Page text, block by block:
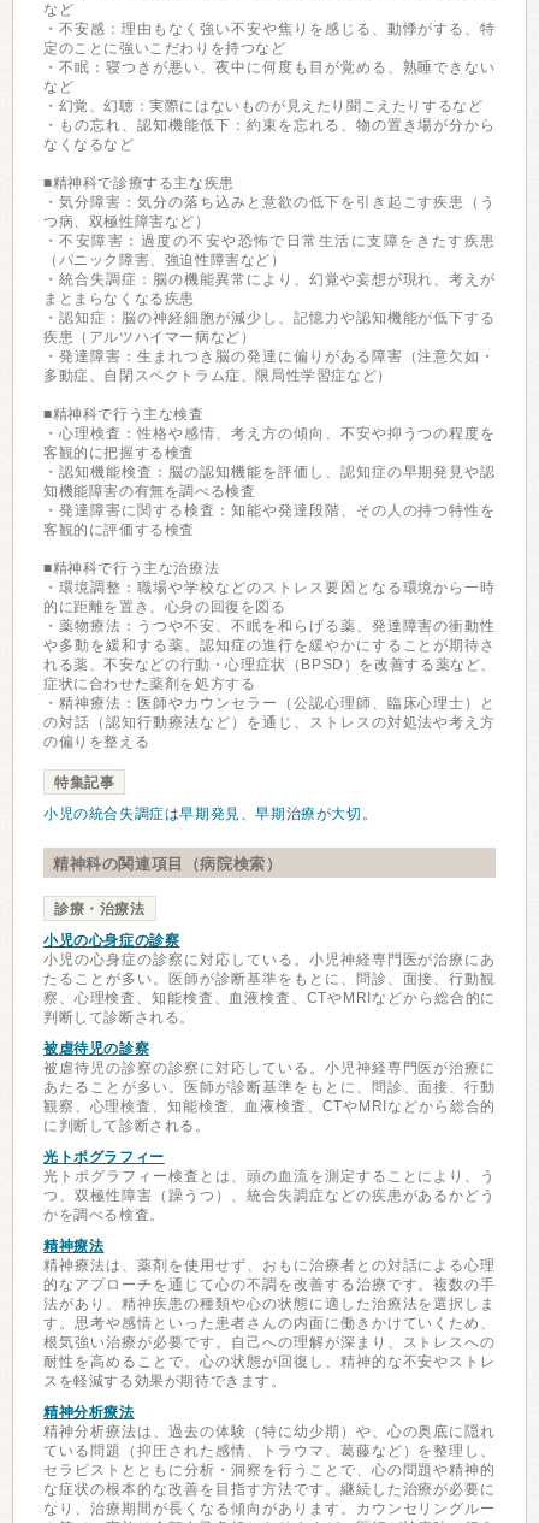
など
・不安感：理由もなく強い不安や焦りを感じる、動悸がする、特
定のことに強いこだわりを持つなど
・不眠：寝つきが悪い、夜中に何度も目が覚める、熟睡できない
など
・幻覚、幻聴：実際にはないものが見えたり聞こえたりするなど
・もの忘れ、認知機能低下：約束を忘れる、物の置き場が分から
なくなるなど
■精神科で診療する主な疾患
・気分障害：気分の落ち込みと意欲の低下を引き起こす疾患（う
つ病、双極性障害など）
・不安障害：過度の不安や恐怖で日常生活に支障をきたす疾患
（パニック障害、強迫性障害など）
・統合失調症：脳の機能異常により、幻覚や妄想が現れ、考えが
まとまらなくなる疾患
・認知症：脳の神経細胞が減少し、記憶力や認知機能が低下する
疾患（アルツハイマー病など）
・発達障害：生まれつき脳の発達に偏りがある障害（注意欠如・
多動症、自閉スペクトラム症、限局性学習症など）
■精神科で行う主な検査
・心理検査：性格や感情、考え方の傾向、不安や抑うつの程度を
客観的に把握する検査
・認知機能検査：脳の認知機能を評価し、認知症の早期発見や認
知機能障害の有無を調べる検査
・発達障害に関する検査：知能や発達段階、その人の持つ特性を
客観的に評価する検査
■精神科で行う主な治療法
・環境調整：職場や学校などのストレス要因となる環境から一時
的に距離を置き、心身の回復を図る
・薬物療法：うつや不安、不眠を和らげる薬、発達障害の衝動性
や多動を緩和する薬、認知症の進行を緩やかにすることが期待さ
れる薬、不安などの行動・心理症状（BPSD）を改善する薬など、
症状に合わせた薬剤を処方する
・精神療法：医師やカウンセラー（公認心理師、臨床心理士）と
の対話（認知行動療法など）を通じ、ストレスの対処法や考え方
の偏りを整える
特集記事
小児の統合失調症は早期発見、早期治療が大切。
精神科の関連項目（病院検索）
診療・治療法
小児の心身症の診察
小児の心身症の診察に対応している。小児神経専門医が治療にあ
たることが多い。医師が診断基準をもとに、問診、面接、行動観
察、心理検査、知能検査、血液検査、CTやMRIなどから総合的に
判断して診断される。
被虐待児の診察
被虐待児の診察の診察に対応している。小児神経専門医が治療に
あたることが多い。医師が診断基準をもとに、問診、面接、行動
観察、心理検査、知能検査、血液検査、CTやMRIなどから総合的
に判断して診断される。
光トポグラフィー
光トポグラフィー検査とは、頭の血流を測定することにより、う
つ、双極性障害（躁うつ）、統合失調症などの疾患があるかどう
かを調べる検査。
精神療法
精神療法は、薬剤を使用せず、おもに治療者との対話による心理
的なアプローチを通じて心の不調を改善する治療です。複数の手
法があり、精神疾患の種類や心の状態に適した治療法を選択しま
す。思考や感情といった患者さんの内面に働きかけていくため、
根気強い治療が必要です。自己への理解が深まり、ストレスへの
耐性を高めることで、心の状態が回復し、精神的な不安やストレ
スを軽減する効果が期待できます。
精神分析療法
精神分析療法は、過去の体験（特に幼少期）や、心の奥底に隠れ
ている問題（抑圧された感情、トラウマ、葛藤など）を整理し、
セラピストとともに分析・洞察を行うことで、心の問題や精神的
な症状の根本的な改善を目指す方法です。継続した治療が必要に
なり、治療期間が長くなる傾向があります。カウンセリングルー